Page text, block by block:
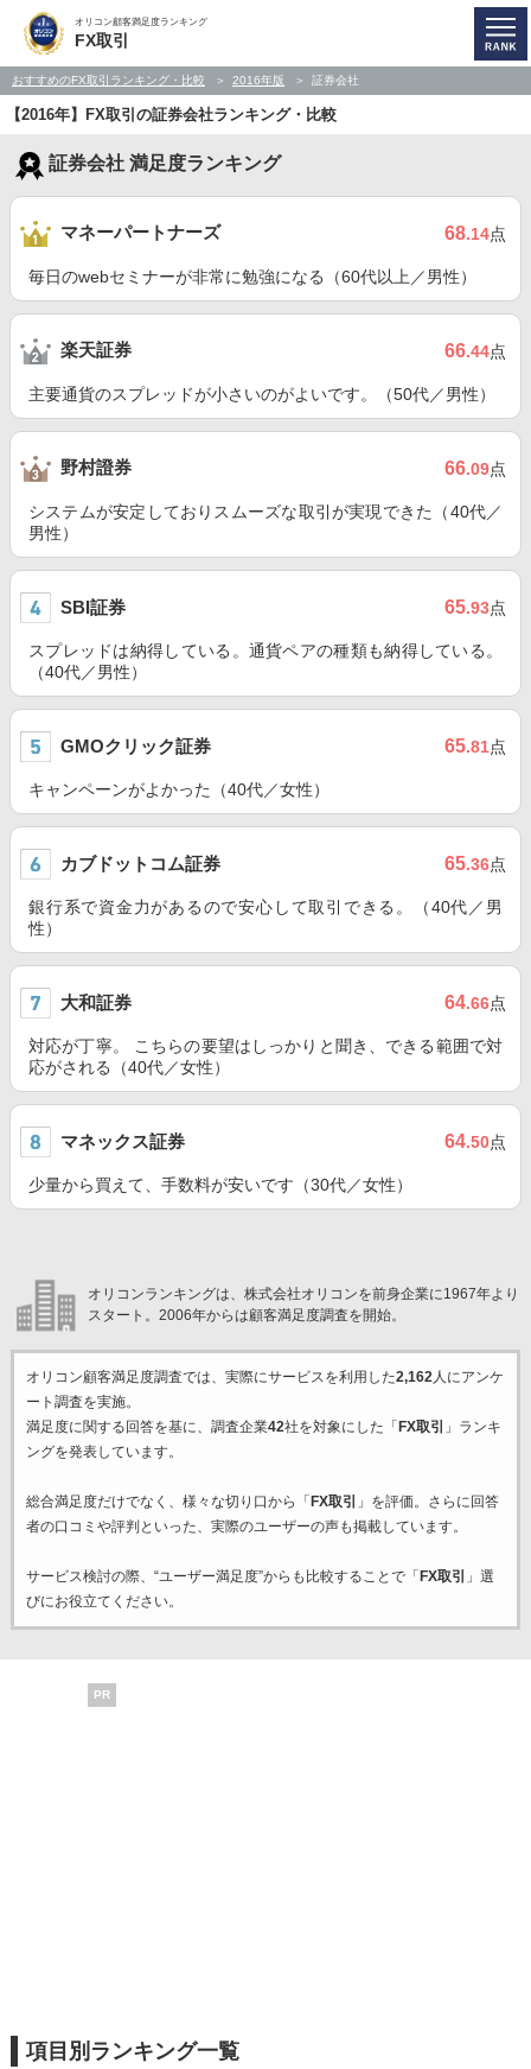
オリコン顧客満足度ランキング
FX取引
おすすめのFX取引ランキング・比較 2016年版 証券会社
【2016年】FX取引の証券会社ランキング・比較
証券会社 満足度ランキング
マネーパートナーズ 68.14点
毎日のwebセミナーが非常に勉強になる（60代以上／男性）
楽天証券 66.44点
主要通貨のスプレッドが小さいのがよいです。（50代／男性）
野村證券 66.09点
システムが安定しておりスムーズな取引が実現できた（40代／
男性）
SBI証券 65.93点
スプレッドは納得している。通貨ペアの種類も納得している。
（40代／男性）
GMOクリック証券 65.81点
キャンペーンがよかった（40代／女性）
カブドットコム証券 65.36点
銀行系で資金力があるので安心して取引できる。（40代／男
性）
大和証券 64.66点
対応が丁寧。 こちらの要望はしっかりと聞き、できる範囲で対
応がされる（40代／女性）
マネックス証券 64.50点
少量から買えて、手数料が安いです（30代／女性）
オリコンランキングは、株式会社オリコンを前身企業に1967年より
スタート。2006年からは顧客満足度調査を開始。
オリコン顧客満足度調査では、実際にサービスを利用した2,162人にアンケ
ート調査を実施。
満足度に関する回答を基に、調査企業42社を対象にした「 FX取引
」ランキ
ングを発表しています。
総合満足度だけでなく、様々な切り口から「 FX取引
」を評価。さらに回答
者の口コミや評判といった、実際のユーザーの声も掲載しています。
サービス検討の際、“ユーザー満足度”からも比較することで「 FX取引
」選
びにお役立てください。
PR
項目別ランキング一覧